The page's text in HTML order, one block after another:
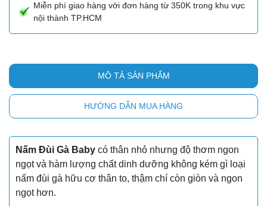
Miễn phí giao hàng với đơn hàng từ 350K trong khu vực
nội thành TP.HCM
MÔ TẢ SẢN PHẨM
HƯỚNG DẪN MUA HÀNG
Nấm Đùi Gà Baby có thân nhỏ nhưng độ thơm ngon
ngọt và hàm lượng chất dinh dưỡng không kém gì loại
nấm đùi gà hữu cơ thân to, thậm chí còn giòn và ngon
ngọt hơn.